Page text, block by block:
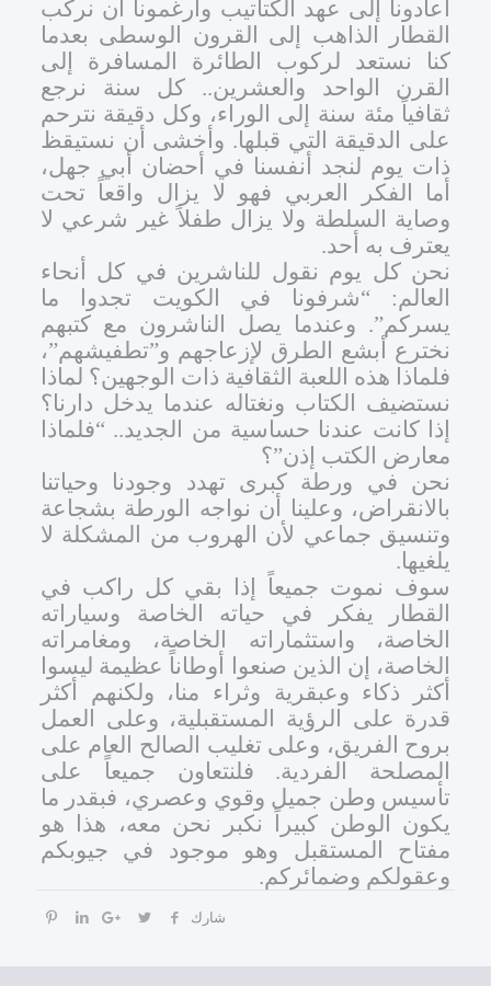
أعادونا إلى عهد الكتاتيب وأرغمونا أن نركب
القطار الذاهب إلى القرون الوسطى بعدما
كنا نستعد لركوب الطائرة المسافرة إلى
القرن الواحد والعشرين.. كل سنة نرجع
ثقافياً مئة سنة إلى الوراء، وكل دقيقة نترحم
على الدقيقة التي قبلها. وأخشى أن نستيقظ
ذات يوم لنجد أنفسنا في أحضان أبي جهل،
أما الفكر العربي فهو لا يزال واقعاً تحت
وصاية السلطة ولا يزال طفلاً غير شرعي لا
يعترف به أحد.
نحن كل يوم نقول للناشرين في كل أنحاء
العالم: “شرفونا في الكويت تجدوا ما
يسركم”. وعندما يصل الناشرون مع كتبهم
نخترع أبشع الطرق لإزعاجهم و”تطفيشهم”،
فلماذا هذه اللعبة الثقافية ذات الوجهين؟ لماذا
نستضيف الكتاب ونغتاله عندما يدخل دارنا؟
إذا كانت عندنا حساسية من الجديد.. “فلماذا
معارض الكتب إذن”؟
نحن في ورطة كبرى تهدد وجودنا وحياتنا
بالانقراض، وعلينا أن نواجه الورطة بشجاعة
وتنسيق جماعي لأن الهروب من المشكلة لا
يلغيها.
سوف نموت جميعاً إذا بقي كل راكب في
القطار يفكر في حياته الخاصة وسياراته
الخاصة، واستثماراته الخاصة، ومغامراته
الخاصة، إن الذين صنعوا أوطاناً عظيمة ليسوا
أكثر ذكاء وعبقرية وثراء منا، ولكنهم أكثر
قدرة على الرؤية المستقبلية، وعلى العمل
بروح الفريق، وعلى تغليب الصالح العام على
المصلحة الفردية. فلنتعاون جميعاً على
تأسيس وطن جميل وقوي وعصري، فبقدر ما
يكون الوطن كبيراً نكبر نحن معه، هذا هو
مفتاح المستقبل وهو موجود في جيوبكم
وعقولكم وضمائركم.
شارك